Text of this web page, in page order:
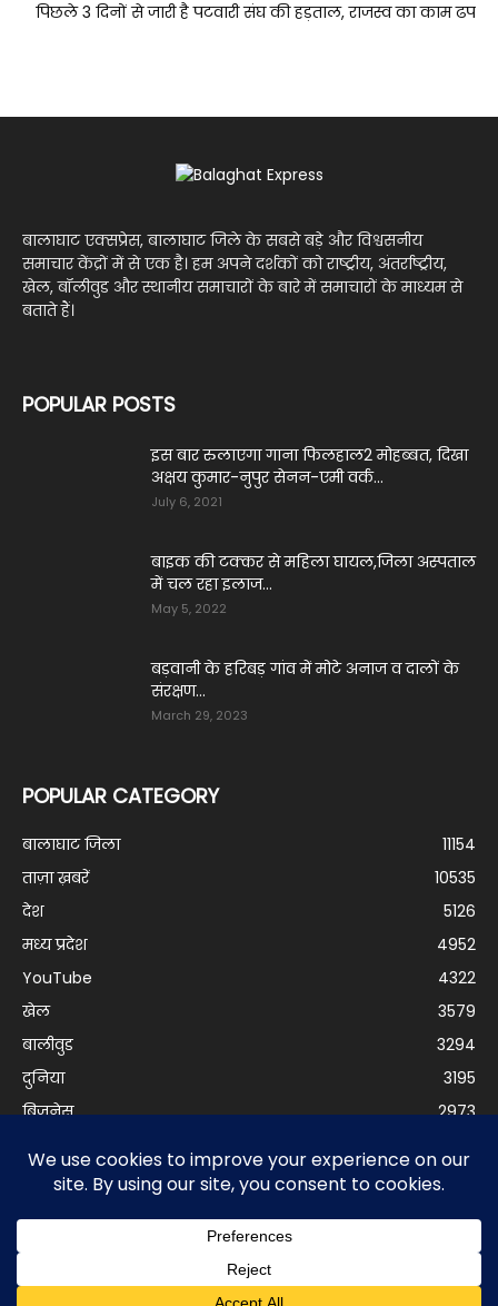
पिछले 3 दिनों से जारी है पटवारी संघ की हड़ताल, राजस्व का काम ढप
बालाघाट एक्सप्रेस, बालाघाट जिले के सबसे बड़े और विश्वसनीय
समाचार केंद्रों में से एक है। हम अपने दर्शकों को राष्ट्रीय, अंतर्राष्ट्रीय,
खेल, बॉलीवुड और स्थानीय समाचारों के बारे में समाचारों के माध्यम से
बताते हैं।
POPULAR POSTS
इस बार रुलाएगा गाना फिलहाल2 मोहब्बत, दिखा
अक्षय कुमार-नुपुर सेनन-एमी वर्क...
July 6, 2021
बाइक की टक्कर से महिला घायल,जिला अस्पताल
में चल रहा इलाज...
May 5, 2022
बड़वानी के हरिबड़ गांव में मोटे अनाज व दालों के
संरक्षण...
March 29, 2023
POPULAR CATEGORY
बालाघाट जिला
11154
ताज़ा ख़बरें
10535
देश
5126
मध्य प्रदेश
4952
YouTube
4322
खेल
3579
बालीवुड
3294
दुनिया
3195
बिजनेस
2973